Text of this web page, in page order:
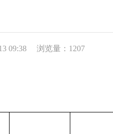
09:38 浏览量：1207